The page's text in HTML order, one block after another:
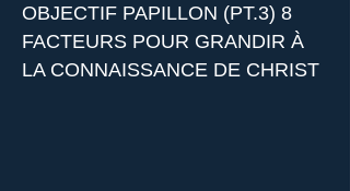
OBJECTIF PAPILLON (PT.3) 8
FACTEURS POUR GRANDIR À
LA CONNAISSANCE DE CHRIST